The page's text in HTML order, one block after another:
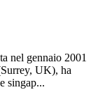
nel gennaio 2001
UK), ha
singap...